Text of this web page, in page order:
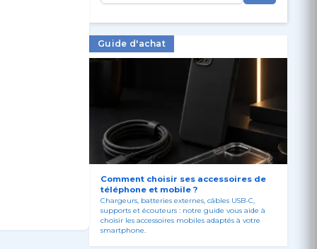
Guide d'achat
Comment choisir ses accessoires de
téléphone et mobile ?
Chargeurs, batteries externes, câbles USB-C,
supports et écouteurs : notre guide vous aide à
choisir les accessoires mobiles adaptés à votre
smartphone.